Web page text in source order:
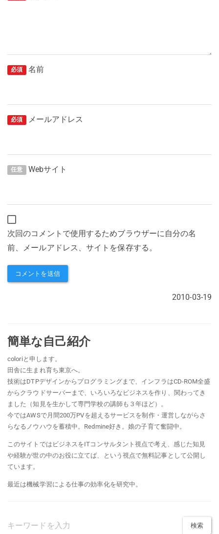
必須 名前
必須 メールアドレス
任意 Webサイト
次回のコメントで使用するためブラウザーに自分の名
前、メールアドレス、サイトを保存する。
2010-03-19
簡単な自己紹介
coloriと申します。
田舎に生まれ育ち東京へ。
技術はDTPデザインからプログラミングまで、インフラはCD-ROM全盛
からクラウドサーバーまで、いろいろなビジネスを作り、関わってき
ました（知見を生かして専門学校の講師も３年ほど）。
今ではAWSで月間200万PVを超えるサービスを制作・運営しながらさ
らなるノウハウを蓄積中。Redmine好き。娘の子育て奮闘中。
このサイトではビジネスをITコンサルタント視点で考え、感じた知見
や経験が世の中のお役に立てば、という視点で無料記事として公開し
ています。
最近は機械学習による仕事の効率化を研究中。